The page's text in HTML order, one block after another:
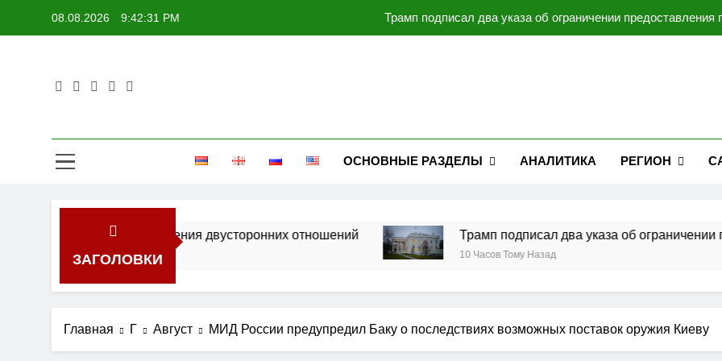
08.08.2026 9:42:32 PM Трамп подписал два указа об ограничении
Украина работает над созданием собственной
Трамп подписал два указа об ограничении
Украина работает над созданием собственной
ОСНОВНЫЕ РАЗДЕЛЫ АНАЛИТИКА РЕГИОН
ЗАГОЛОВКИ
укрепления двусторонних отношений Трамп подписал два указа об ограничении
10 Часов Тому Назад
Главная Г Август МИД России предупредил Баку о последствиях возможных поставок оружия Киеву